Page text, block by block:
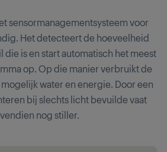
sensormanagementsysteem voor
Het detecteert de hoeveelheid
die is en start automatisch het meest
op. Op die manier verbruikt de
water en energie. Door een
bij slechts licht bevuilde vaat
nog stiller.